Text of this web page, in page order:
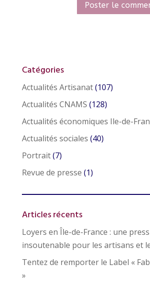
Catégories
Actualités Artisanat(107)
Actualités CNAMS (128)
Actualités économiques Ile-de-
Actualités sociales (40)
Portrait(7)
Revue de presse (1)
Articles récents
Loyers en Île-de-France : une
insoutenable pour les artisans et
Tentez de remporter le Label «
»